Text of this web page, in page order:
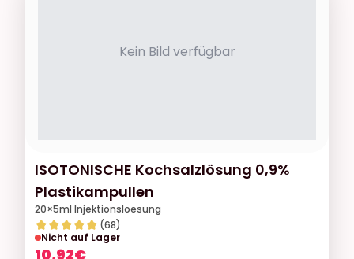
Kein Bild verfügbar
ISOTONISCHE Kochsalzlösung 0,9%
Plastikampullen
20×5ml Injektionsloesung
(68)
Nicht auf Lager
10,92€